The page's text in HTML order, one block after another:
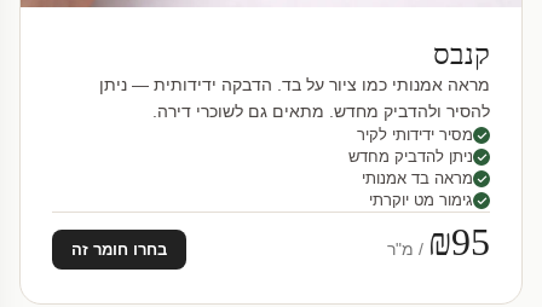
קנבס
מראה אמנותי כמו ציור על בד. הדבקה ידידותית — ניתן
להסיר ולהדביק מחדש. מתאים גם לשוכרי דירה.
מסיר ידידותי לקיר
ניתן להדביק מחדש
מראה בד אמנותי
גימור מט יוקרתי
₪95 / מ"ר בחרו חומר זה